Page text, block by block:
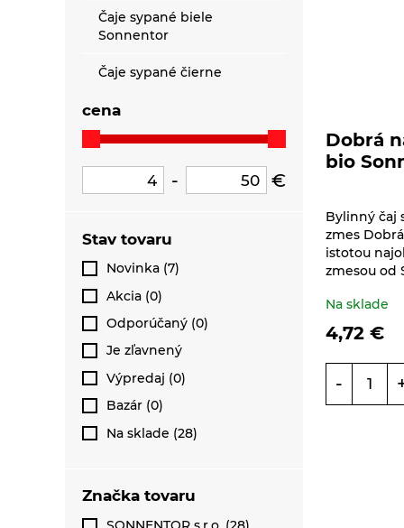
Pšeničné zeleninové
bezvaječné cetoviny
Ražné celozrnné
Špaldové biele
Špaldové celozrnné
Vaječné cestoviny
Čaje sypané biele
Sonnentor
Čaje sypané čierne
Čaje sypané
jednozložkové
Sonnentor
Sonnentor
Čaje sypané zelené
Sonnentor
Čaje sypané zmesi -
Koldokol
Ovocné čaje Sonnentor
Pyramídové čaje
Sonnentor
filter
produktov
cena
- €
Stav tovaru
Novinka (7)
Akcia (0)
Odporúčaný (0)
Je zľavnený
Výpredaj (0)
Bazár (0)
Na sklade (28)
Značka tovaru
Dobrá
bio
Bylinný čaj
zmes
istotou
zmesou od
Na sklade
4,72 €
-